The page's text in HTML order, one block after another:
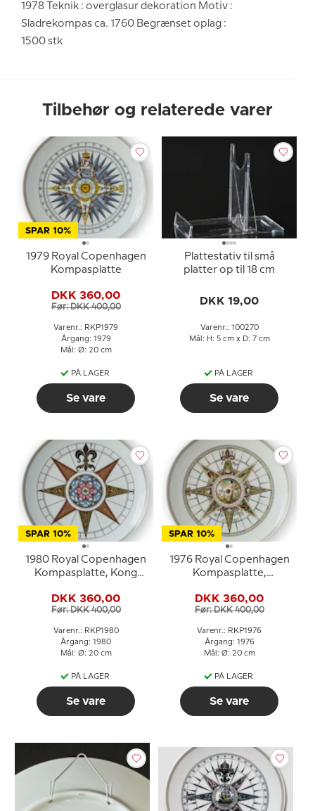
1978 Teknik : overglasur dekoration Motiv :
Sladrekompas ca. 1760 Begrænset oplag :
1500 stk
Tilbehør og relaterede varer
SPAR 10%
1979 Royal Copenhagen
Kompasplatte
DKK 360,00
Før: DKK 400,00
Varenr.: RKP1979
Årgang: 1979
Mål: Ø: 20 cm
PÅ LAGER
Se vare
Plattestativ til små
platter op til 18 cm
DKK 19,00
Varenr.: 100270
Mål: H: 5 cm x D: 7 cm
PÅ LAGER
Se vare
SPAR 10%
1980 Royal Copenhagen
Kompasplatte, Kong
skibkompas 1595
DKK 360,00
Før: DKK 400,00
Varenr.: RKP1980
Årgang: 1980
Mål: Ø: 20 cm
PÅ LAGER
Se vare
SPAR 10%
1976 Royal Copenhagen
Kompasplatte,
DKK 360,00
Før: DKK 400,00
Varenr.: RKP1976
Årgang: 1976
Mål: Ø: 20 cm
PÅ LAGER
Se vare